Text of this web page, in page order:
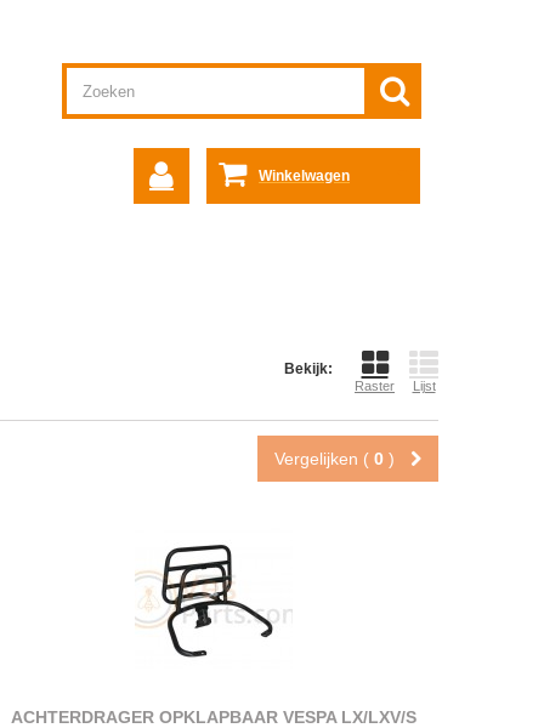
Winkelwagen
Bekijk:
Raster Lijst
Vergelijken ( 0 )
ACHTERDRAGER OPKLAPBAAR VESPA LX/LXV/S